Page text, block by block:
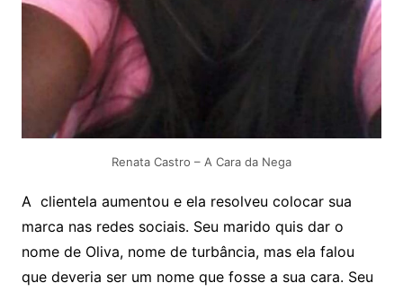
Renata Castro – A Cara da Nega
A clientela aumentou e ela resolveu colocar sua
marca nas redes sociais. Seu marido quis dar o
nome de Oliva, nome de turbância, mas ela falou
que deveria ser um nome que fosse a sua cara. Seu